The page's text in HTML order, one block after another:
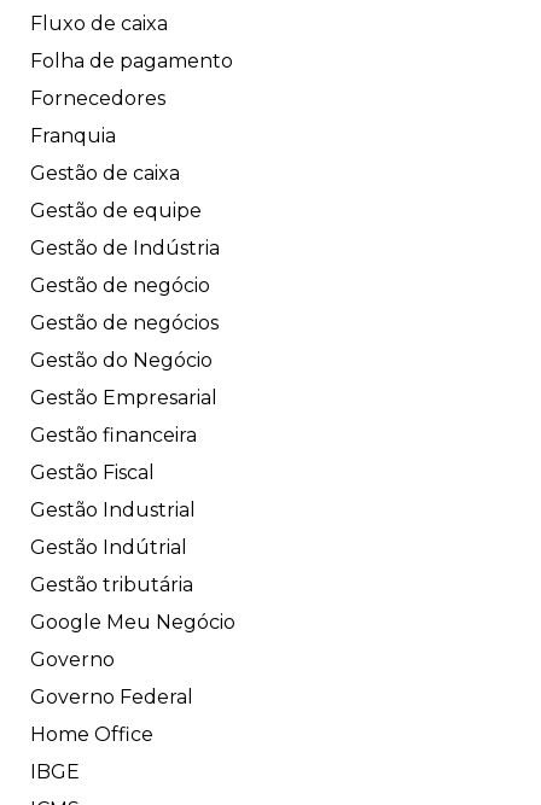
Fluxo de caixa
Folha de pagamento
Fornecedores
Franquia
Gestão de caixa
Gestão de equipe
Gestão de Indústria
Gestão de negócio
Gestão de negócios
Gestão do Negócio
Gestão Empresarial
Gestão financeira
Gestão Fiscal
Gestão Industrial
Gestão Indútrial
Gestão tributária
Google Meu Negócio
Governo
Governo Federal
Home Office
IBGE